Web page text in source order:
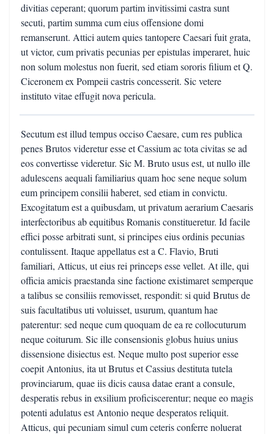
divitias ceperant; quorum partim invitissimi castra sunt
secuti, partim summa cum eius offensione domi
remanserunt. Attici autem quies tantopere Caesari fuit grata,
ut victor, cum privatis pecunias per epistulas imperaret, huic
non solum molestus non fuerit, sed etiam sororis filium et Q.
Ciceronem ex Pompeii castris concesserit. Sic vetere
instituto vitae effugit nova pericula.
Secutum est illud tempus occiso Caesare, cum res publica
penes Brutos videretur esse et Cassium ac tota civitas se ad
eos convertisse videretur. Sic M. Bruto usus est, ut nullo ille
adulescens aequali familiarius quam hoc sene neque solum
eum principem consilii haberet, sed etiam in convictu.
Excogitatum est a quibusdam, ut privatum aerarium Caesaris
interfectoribus ab equitibus Romanis constitueretur. Id facile
effici posse arbitrati sunt, si principes eius ordinis pecunias
contulissent. Itaque appellatus est a C. Flavio, Bruti
familiari, Atticus, ut eius rei princeps esse vellet. At ille, qui
officia amicis praestanda sine factione existimaret semperque
a talibus se consiliis removisset, respondit: si quid Brutus de
suis facultatibus uti voluisset, usurum, quantum hae
paterentur: sed neque cum quoquam de ea re collocuturum
neque coiturum. Sic ille consensionis globus huius unius
dissensione disiectus est. Neque multo post superior esse
coepit Antonius, ita ut Brutus et Cassius destituta tutela
provinciarum, quae iis dicis causa datae erant a consule,
desperatis rebus in exsilium proficiscerentur; neque eo magis
potenti adulatus est Antonio neque desperatos reliquit.
Atticus, qui pecuniam simul cum ceteris conferre noluerat